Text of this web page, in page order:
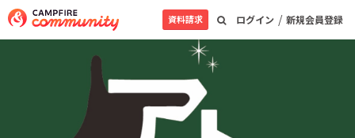
ログイン / 新規会員登録
資料請求